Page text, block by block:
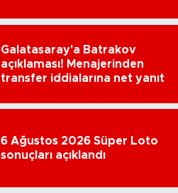
Galatasaray'a Batrakov
açıklaması! Menajerinden
transfer iddialarına net yanıt
6 Ağustos 2026 Süper Loto
sonuçları açıklandı